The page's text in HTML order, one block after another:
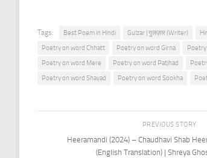
Tags: Best Poem in Hindi Gulzar | गुलज़ार (Writer)
Poetry on word Chhatt
Poetry on word Girna Poetry
Poetry on word Mere
Poetry on word Patjhad
Poetry on word Shayad
Poetry on word Sookha
PREVIOUS STORY
Heeramandi (2024) – Chaudhavi Shab
(English Translation) | Shreya